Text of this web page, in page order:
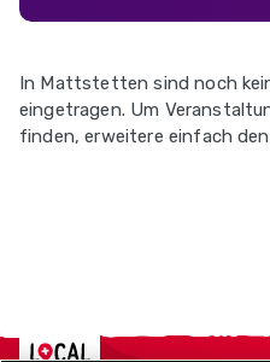
In Mattstetten sind noch
eingetragen. Um
finden, erweitere einfach den
Localcities